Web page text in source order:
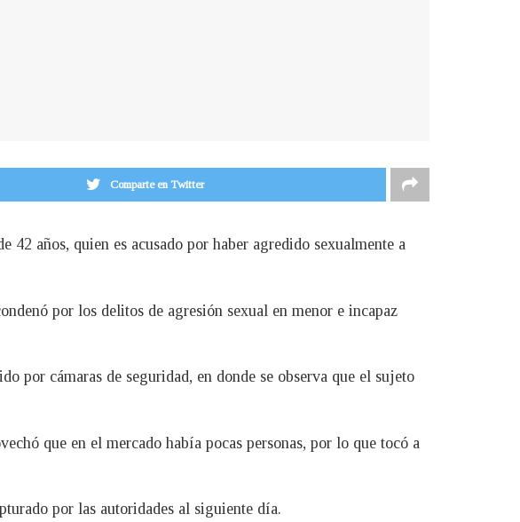
Comparte en Twitter
años, quien es acusado por haber agredido sexualmente a
por los delitos de agresión sexual en menor e incapaz
por cámaras de seguridad, en donde se observa que el sujeto
que en el mercado había pocas personas, por lo que tocó a
por las autoridades al siguiente día.